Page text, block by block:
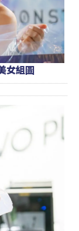
女組圖